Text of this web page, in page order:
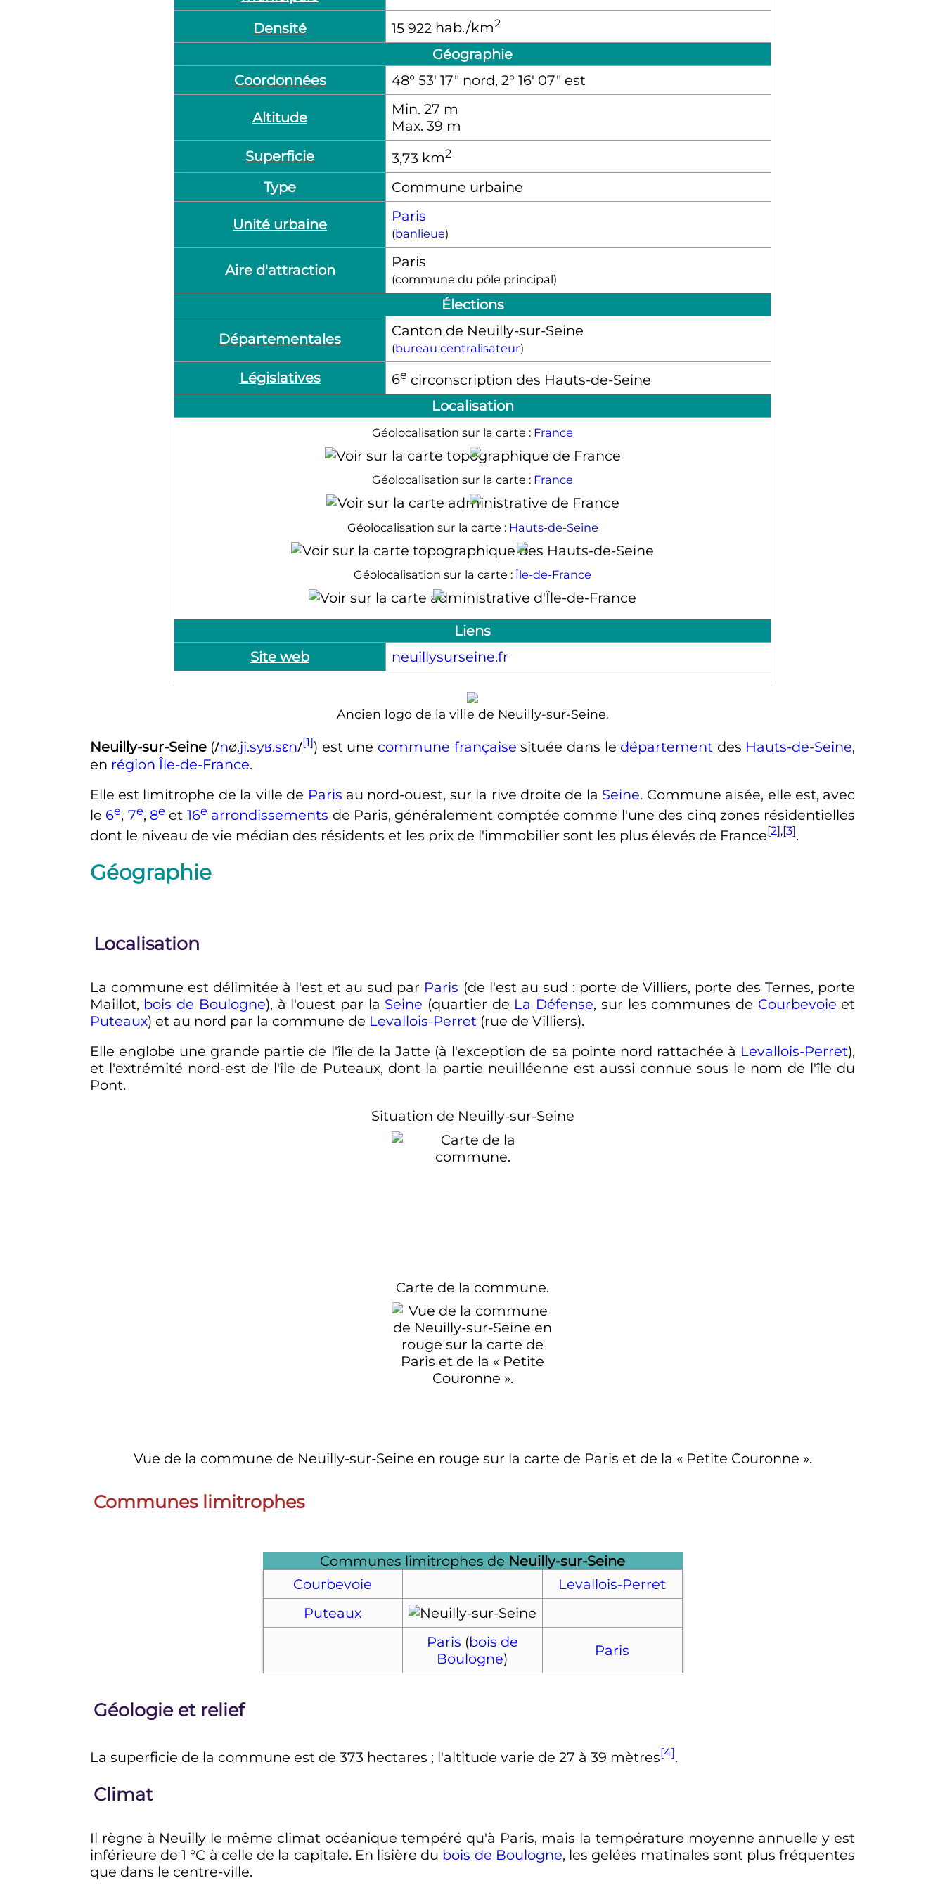
Densité
15 922 hab./km2
Géographie
Coordonnées
48° 53′ 17″ nord, 2° 16′ 07″ est
Altitude Min. 27 m
Max. 39 m
Superficie
3,73 km2
Type Commune urbaine
Unité urbaine Paris
(banlieue)
Aire d'attraction Paris
(commune du pôle principal)
Élections
Départementales Canton de Neuilly-sur-Seine
(bureau centralisateur)
Législatives 6e circonscription des Hauts-de-Seine
Localisation
Géolocalisation sur la carte : France
Neuilly-sur-Seine
Géolocalisation sur la carte : France
Neuilly-sur-Seine
Géolocalisation sur la carte : Hauts-de-Seine
Neuilly-sur-Seine
Géolocalisation sur la carte : Île-de-France
Neuilly-sur-Seine
Liens
Site web
neuillysurseine.fr
Ancien logo de la ville de Neuilly-sur-Seine.
Neuilly-sur-Seine(/nø.ji.syʁ.sɛn/[1]) est une commune française située dans le département des Hauts-de-Seine,
en région Île-de-France.
Elle est limitrophe de la ville de Paris au nord-ouest, sur la rive droite de la Seine. Commune aisée, elle est, avec
le 6e, 7e, 8e et 16e arrondissements de Paris, généralement comptée comme l'une des cinq zones résidentielles
dont le niveau de vie médian des résidents et les prix de l'immobilier sont les plus élevés de France[2],[3].
Géographie
Localisation
La commune est délimitée à l'est et au sud par Paris (de l'est au sud : porte de Villiers, porte des Ternes, porte
Maillot, bois de Boulogne), à l'ouest par la Seine (quartier de La Défense, sur les communes de Courbevoie et
Puteaux) et au nord par la commune de Levallois-Perret(rue de Villiers).
Elle englobe une grande partie de l'île de la Jatte (à l'exception de sa pointe nord rattachée à Levallois-Perret),
et l'extrémité nord-est de l'île de Puteaux, dont la partie neuilléenne est aussi connue sous le nom de l'île du
Pont.
Situation de Neuilly-sur-Seine
Carte de la commune.
Vue de la commune de Neuilly-sur-Seine en rouge sur la carte de Paris et de la « Petite Couronne ».
Communes limitrophes
Communes limitrophes de Neuilly-sur-Seine
Courbevoie
Levallois-Perret
Puteaux
Paris (bois de
Boulogne) Paris
Géologie et relief
La superficie de la commune est de 373 hectares ; l'altitude varie de 27 à 39 mètres[4].
Climat
Il règne à Neuilly le même climat océanique tempéré qu'à Paris, mais la température moyenne annuelle y est
inférieure de1 °C à celle de la capitale. En lisière du bois de Boulogne, les gelées matinales sont plus fréquentes
que dans le centre-ville.